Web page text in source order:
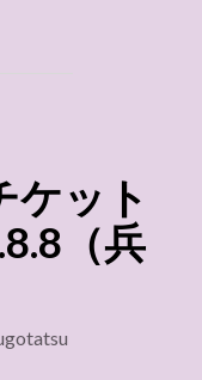
ケット
（兵